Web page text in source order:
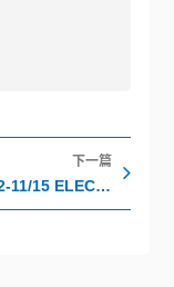
下一篇
2024/11/12-11/15 ELECTRONICA MUNICH